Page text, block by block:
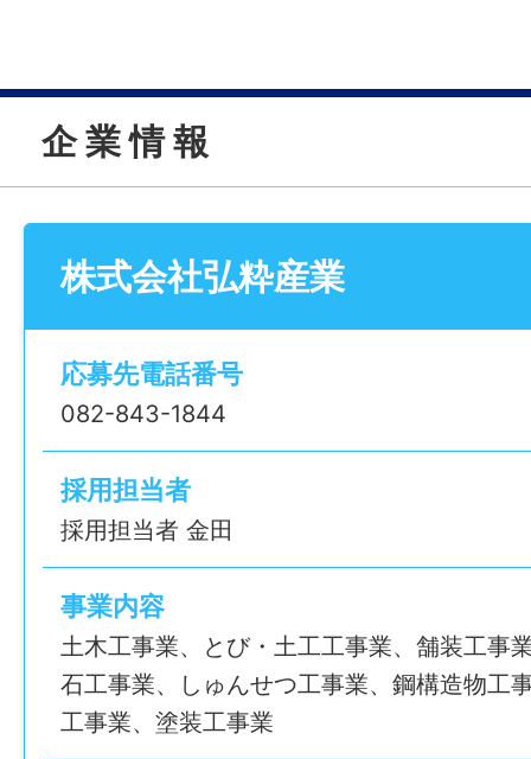
——————
【入社後の流れ】
●組織内での自分の役割の確認
組織内での自分の役割や業務範囲を理解し
務を進めていくかを把握します。
●研修期間中の仕事の順序
いきます。
08:00～9:00
出社後はメール確認や打ち合わせを行い、
査の準備をします。
9:00～14:00
企 業 情 報
株式会社弘粋産業
応募先電話番号
082-843-1844
採用担当者
採用担当者 金田
事業内容
土木工事業、とび・土工工事業、舗装工事
石工事業、しゅんせつ工事業、鋼構造物工
工事業、塗装工事業